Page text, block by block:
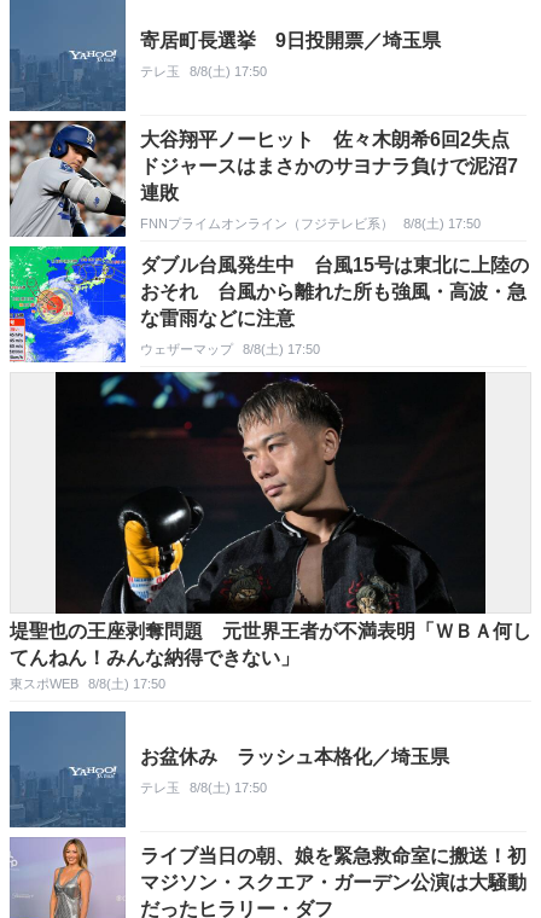
寄居町長選挙 9日投開票／埼玉県
テレ玉 8/8(土) 17:50
大谷翔平ノーヒット 佐々木朗希6回2失点
ドジャースはまさかのサヨナラ負けで泥沼7
連敗
FNNプライムオンライン（フジテレビ系） 8/8(土) 17:50
ダブル台風発生中 台風15号は東北に上陸の
おそれ 台風から離れた所も強風・高波・急
な雷雨などに注意
ウェザーマップ 8/8(土) 17:50
堤聖也の王座剥奪問題 元世界王者が不満表明「ＷＢＡ何し
てんねん！みんな納得できない」
東スポWEB 8/8(土) 17:50
お盆休み ラッシュ本格化／埼玉県
テレ玉 8/8(土) 17:50
ライブ当日の朝、娘を緊急救命室に搬送！初
マジソン・スクエア・ガーデン公演は大騒動
だったヒラリー・ダフ